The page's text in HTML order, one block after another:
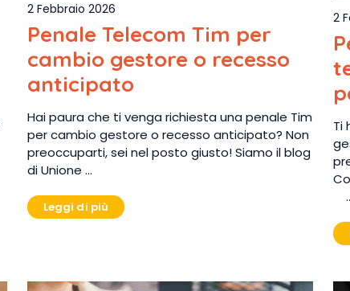
2 Febbraio 2026
Penale Telecom Tim per
cambio gestore o recesso
anticipato
Hai paura che ti venga richiesta una penale Tim
per cambio gestore o recesso anticipato? Non
preoccuparti, sei nel posto giusto! Siamo il blog
di Unione …
Leggi di più
2
Ti